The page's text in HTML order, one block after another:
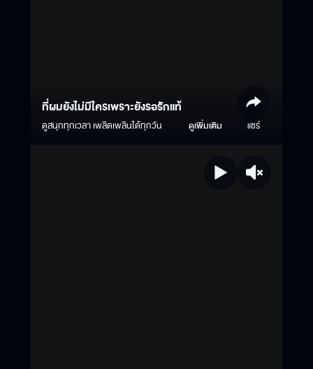
ที่ผมยังไม่มีใครเพราะยังรอรักแท้
ดูสนุกทุกเวลา เพลิดเพลินได้ทุกวัน ดูเพิ่มเติม แชร์